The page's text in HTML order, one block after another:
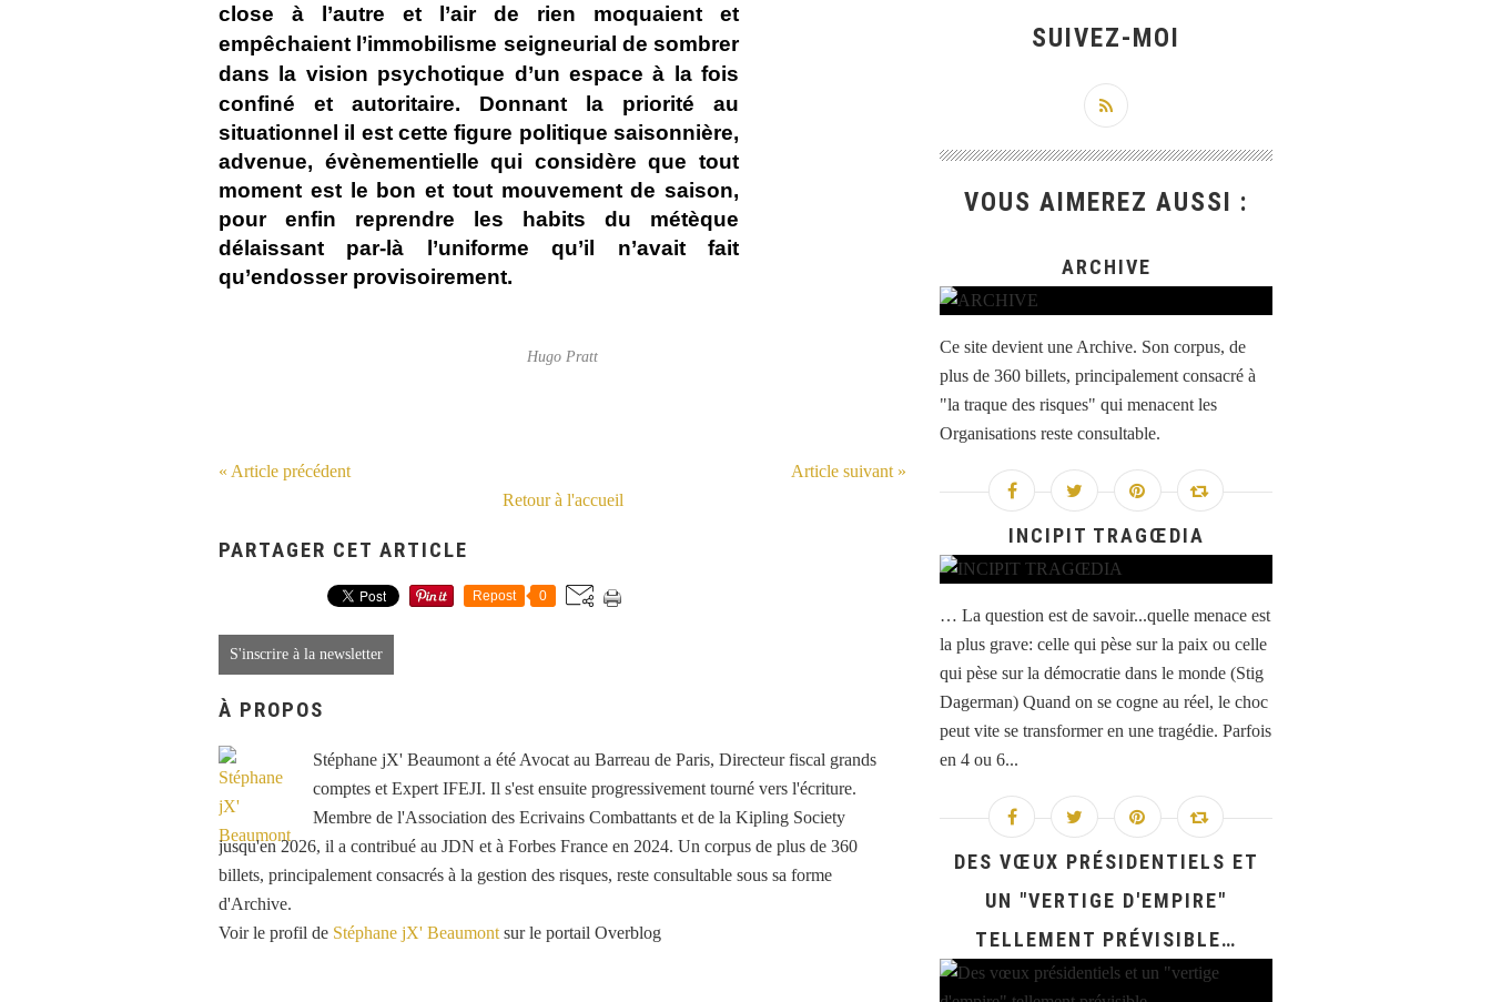
close à l’autre et l’air de rien moquaient et
empêchaient l’immobilisme seigneurial de sombrer
dans la vision psychotique d’un espace à la fois
confiné et autoritaire. Donnant la priorité au
situationnel il est cette figure politique saisonnière,
advenue, évènementielle qui considère que tout
moment est le bon et tout mouvement de saison,
pour enfin reprendre les habits du métèque
délaissant par-là l’uniforme qu’il n’avait fait
qu’endosser provisoirement.
Hugo Pratt
« Article précédent
Article suivant »
Retour à l'accueil
PARTAGER CET ARTICLE
Repost 0
S'inscrire à la newsletter
À PROPOS
Stéphane jX' Beaumont a été Avocat au Barreau de Paris, Directeur fiscal grands
comptes et Expert IFEJI. Il s'est ensuite progressivement tourné vers l'écriture.
Membre de l'Association des Ecrivains Combattants et de la Kipling Society
jusqu'en 2026, il a contribué au JDN et à Forbes France en 2024. Un corpus de plus de 360
billets, principalement consacrés à la gestion des risques, reste consultable sous sa forme
d'Archive.
Voir le profil de Stéphane jX' Beaumont sur le portail Overblog
SUIVEZ-MOI
VOUS AIMEREZ AUSSI :
ARCHIVE
Ce site devient une Archive. Son corpus, de
plus de 360 billets, principalement consacré à
"la traque des risques" qui menacent les
Organisations reste consultable.
INCIPIT TRAGŒDIA
… La question est de savoir...quelle menace est
la plus grave: celle qui pèse sur la paix ou celle
qui pèse sur la démocratie dans le monde (Stig
Dagerman) Quand on se cogne au réel, le choc
peut vite se transformer en une tragédie. Parfois
en 4 ou 6...
DES VŒUX PRÉSIDENTIELS ET
UN "VERTIGE D'EMPIRE"
TELLEMENT PRÉVISIBLE…